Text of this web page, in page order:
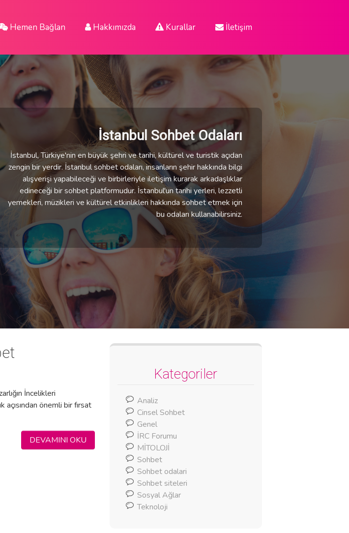
Hemen Bağlan Hakkımızda Kurallar İletişim
İstanbul Sohbet Odaları
İstanbul, Türkiye'nin en büyük şehri ve tarihi, kültürel ve turistik açıdan
zengin bir yerdir. İstanbul sohbet odaları, insanların şehir hakkında bilgi
alışverişi yapabileceği ve birbirleriyle iletişim kurarak arkadaşlıklar
edineceği bir sohbet platformudur. İstanbul'un tarihi yerleri, lezzetli
yemekleri, müzikleri ve kültürel etkinlikleri hakkında sohbet etmek için
bu odaları kullanabilirsiniz.
İncelikleri
açısından önemli bir fırsat
DEVAMINI OKU
Kategoriler
Analiz
Cinsel Sohbet
Genel
İRC Forumu
MİTOLOJİ
Sohbet
Sohbet odalari
Sohbet siteleri
Sosyal Ağlar
Teknoloji